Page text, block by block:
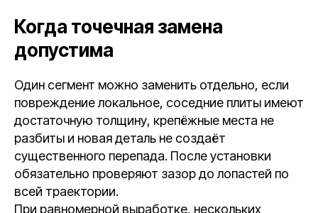
Когда точечная замена
допустима
Один сегмент можно заменить отдельно, если
повреждение локальное, соседние плиты имеют
достаточную толщину, крепёжные места не
разбиты и новая деталь не создаёт
существенного перепада. После установки
обязательно проверяют зазор до лопастей по
всей траектории.
При равномерной выработке, нескольких